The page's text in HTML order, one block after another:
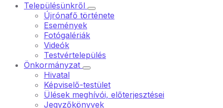
Településünkről
Újrónafő története
Események
Fotógalériák
Videók
Testvértelepülés
Önkormányzat
Hivatal
Képviselő-testület
Ülések meghívói, előterjesztései
Jegyzőkönyvek